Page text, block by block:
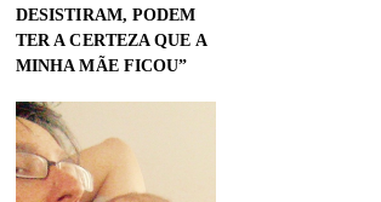
DESISTIRAM, PODEM
TER A CERTEZA QUE A
MINHA MÃE FICOU”